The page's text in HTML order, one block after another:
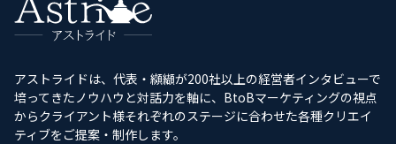
アストライドは、代表・纐纈が200社以上の経営者インタビューで
培ってきたノウハウと対話力を軸に、BtoBマーケティングの視点
からクライアント様それぞれのステージに合わせた各種クリエイ
ティブをご提案・制作します。